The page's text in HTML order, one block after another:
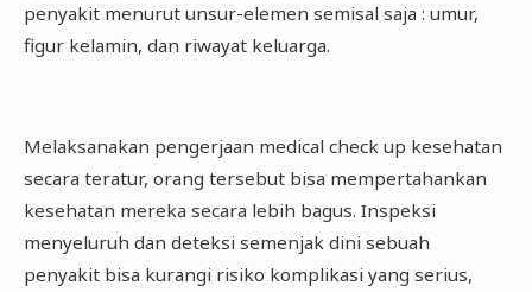
penyakit menurut unsur-elemen semisal saja : umur,
figur kelamin, dan riwayat keluarga.
Melaksanakan pengerjaan medical check up kesehatan
secara teratur, orang tersebut bisa mempertahankan
kesehatan mereka secara lebih bagus. Inspeksi
menyeluruh dan deteksi semenjak dini sebuah
penyakit bisa kurangi risiko komplikasi yang serius,